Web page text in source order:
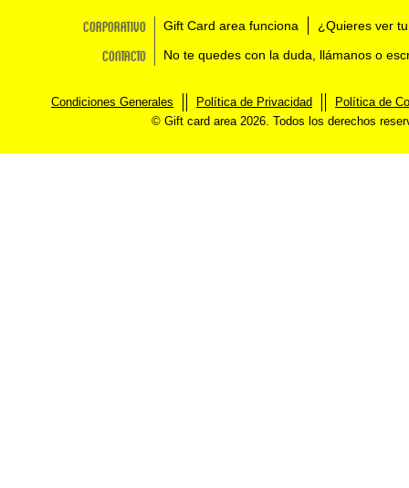
Corporativo Gift Card area funciona ¿Quieres ver
Contacto No te quedes con la duda, llámanos o
Condiciones Generales Política de Privacidad
Política de
© Gift card area 2026. Todos los derechos